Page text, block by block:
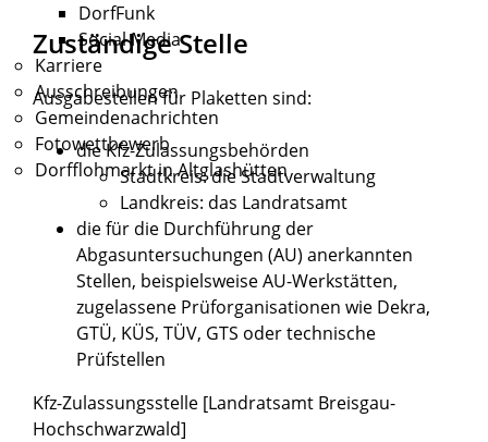
DorfFunk
Social Media
Karriere
Ausschreibungen
Gemeindenachrichten
Fotowettbewerb
Dorfflohmarkt in Altglashütten
Zuständige Stelle
Ausgabestellen für Plaketten sind:
die Kfz-Zulassungsbehörden
Stadtkreis: die Stadtverwaltung
Landkreis: das Landratsamt
die für die Durchführung der
Abgasuntersuchungen (AU) anerkannten
Stellen, beispielsweise AU-Werkstätten,
zugelassene Prüforganisationen wie Dekra,
GTÜ, KÜS, TÜV, GTS oder technische
Prüfstellen
Kfz-Zulassungsstelle [Landratsamt Breisgau-
Hochschwarzwald]